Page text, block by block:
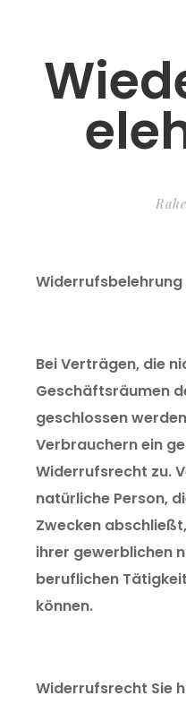
Bei Verträgen, die
Geschäftsräumen
geschlossen
Verbrauchern ein
Widerrufsrecht zu.
natürliche Person,
Zwecken
ihrer gewerblichen
beruflichen
können.
Widerrufsrecht Sie